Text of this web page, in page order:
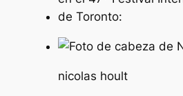
nicolas hoult